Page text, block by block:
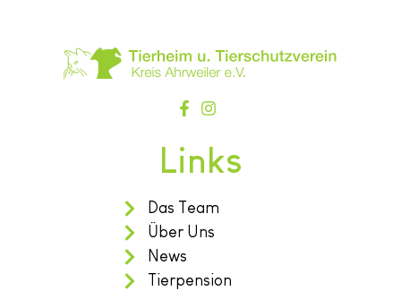
Links
Das Team
Über Uns
News
Tierpension